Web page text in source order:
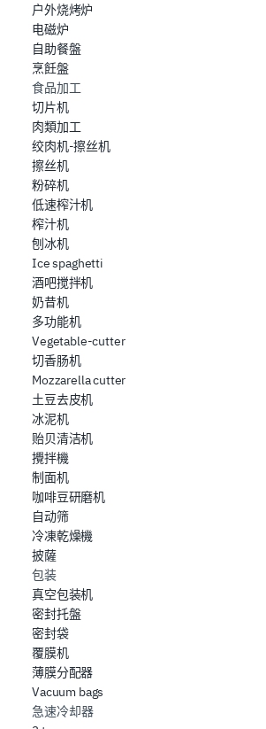
户外烧烤炉
电磁炉
自助餐盤
烹飪盤
食品加工
切片机
肉類加工
绞肉机-擦丝机
擦丝机
粉碎机
低速榨汁机
榨汁机
刨冰机
Ice spaghetti
酒吧搅拌机
奶昔机
多功能机
Vegetable-cutter
切香肠机
Mozzarella cutter
土豆去皮机
冰泥机
贻贝清洁机
攪拌機
制面机
咖啡豆研磨机
自动筛
冷凍乾燥機
披薩
包装
真空包装机
密封托盤
密封袋
覆膜机
薄膜分配器
Vacuum bags
急速冷却器